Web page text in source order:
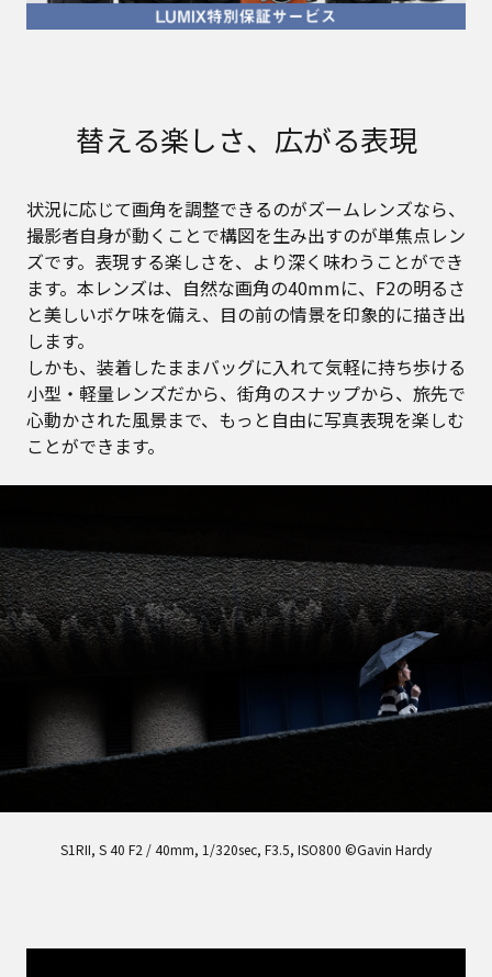
替える楽しさ、広がる表現
状況に応じて画角を調整できるのがズームレンズなら、
撮影者自身が動くことで構図を生み出すのが単焦点レン
ズです。表現する楽しさを、より深く味わうことができ
ます。本レンズは、自然な画角の40mmに、F2の明るさ
と美しいボケ味を備え、目の前の情景を印象的に描き出
します。
しかも、装着したままバッグに入れて気軽に持ち歩ける
小型・軽量レンズだから、街角のスナップから、旅先で
心動かされた風景まで、もっと自由に写真表現を楽しむ
ことができます。
S1RII, S 40 F2 / 40mm, 1/320sec, F3.5, ISO800 ©Gavin Hardy